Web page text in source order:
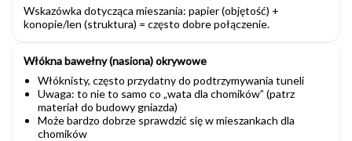
Wskazówka dotycząca mieszania: papier (objętość) +
konopie/len (struktura) = często dobre połączenie.
Włókna bawełny (nasiona) okrywowe
Włóknisty, często przydatny do podtrzymywania tuneli
Uwaga: to nie to samo co „wata dla chomików” (patrz
materiał do budowy gniazda)
Może bardzo dobrze sprawdzić się w mieszankach dla
chomików